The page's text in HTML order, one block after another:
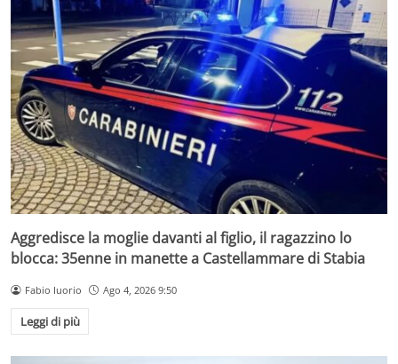
Aggredisce la moglie davanti al figlio, il ragazzino lo
blocca: 35enne in manette a Castellammare di Stabia
Fabio Iuorio Ago 4, 2026 9:50
Leggi di più